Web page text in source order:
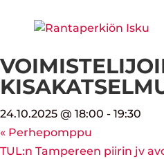
« Kaikki Tapahtumat
24.10.2025 @ 18:00 - 19:30
« Perhepomppu
TUL:n Tampereen piirin jv